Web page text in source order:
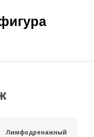
Лимфодренажный